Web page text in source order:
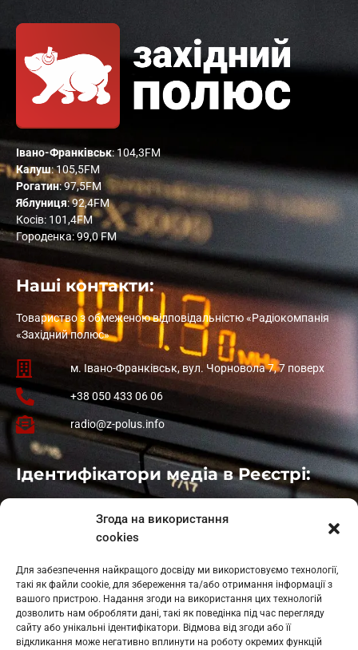
Згода на використання
cookies
Для забезпечення найкращого досвіду ми використовуємо технології,
такі як файли cookie, для збереження та/або отримання інформації з
вашого пристрою. Надання згоди на використання цих технологій
дозволить нам обробляти дані, такі як поведінка під час перегляду
сайту або унікальні ідентифікатори. Відмова від згоди або її
відкликання може негативно вплинути на роботу окремих функцій
Івано-Франківськ: 104,3FM
Калуш: 105,5FM
Рогатин: 97,5FM
Яблуниця: 92,4FM
Косів: 101,4FM
Городенка: 99,0 FM
Наші контакти:
Товариство з обмеженою відповідальністю «Радіокомпанія
«Західний полюс»
м. Івано-Франківськ, вул. Чорновола 7, 7 поверх
+38 050 433 06 06
radio@z-polus.info
Ідентифікатори медіа в Реєстрі:
: L11-01410
: L11-01801
Косів: L11-01805
Гарасимів: L11-02274